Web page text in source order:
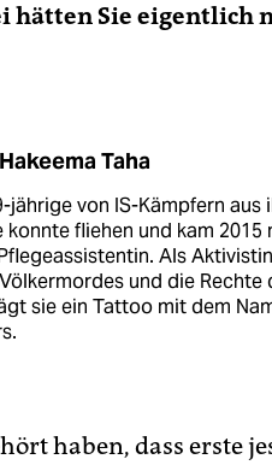
hätten Sie eigentlich
Taha
jährige von IS-Kämpfern aus
fliehen und kam 2015
Als
und die Rechte
sie ein Tattoo mit dem
haben, dass erste